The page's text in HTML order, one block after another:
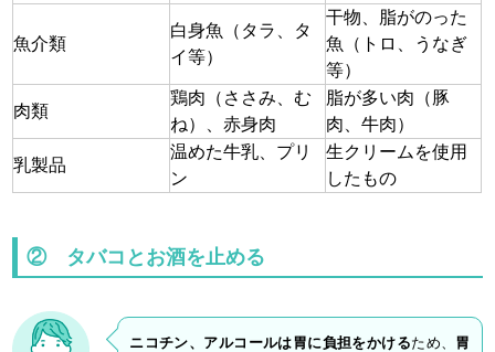
魚介類
白身魚（タラ、タ
イ等）
干物、脂がのった
魚（トロ、うなぎ
等）
肉類
鶏肉（ささみ、む
ね）、赤身肉
脂が多い肉（豚
肉、牛肉）
乳製品
温めた牛乳、プリ
ン
生クリームを使用
したもの
② タバコとお酒を止める
ニコチン、アルコールは胃に負担をかけるため、 胃